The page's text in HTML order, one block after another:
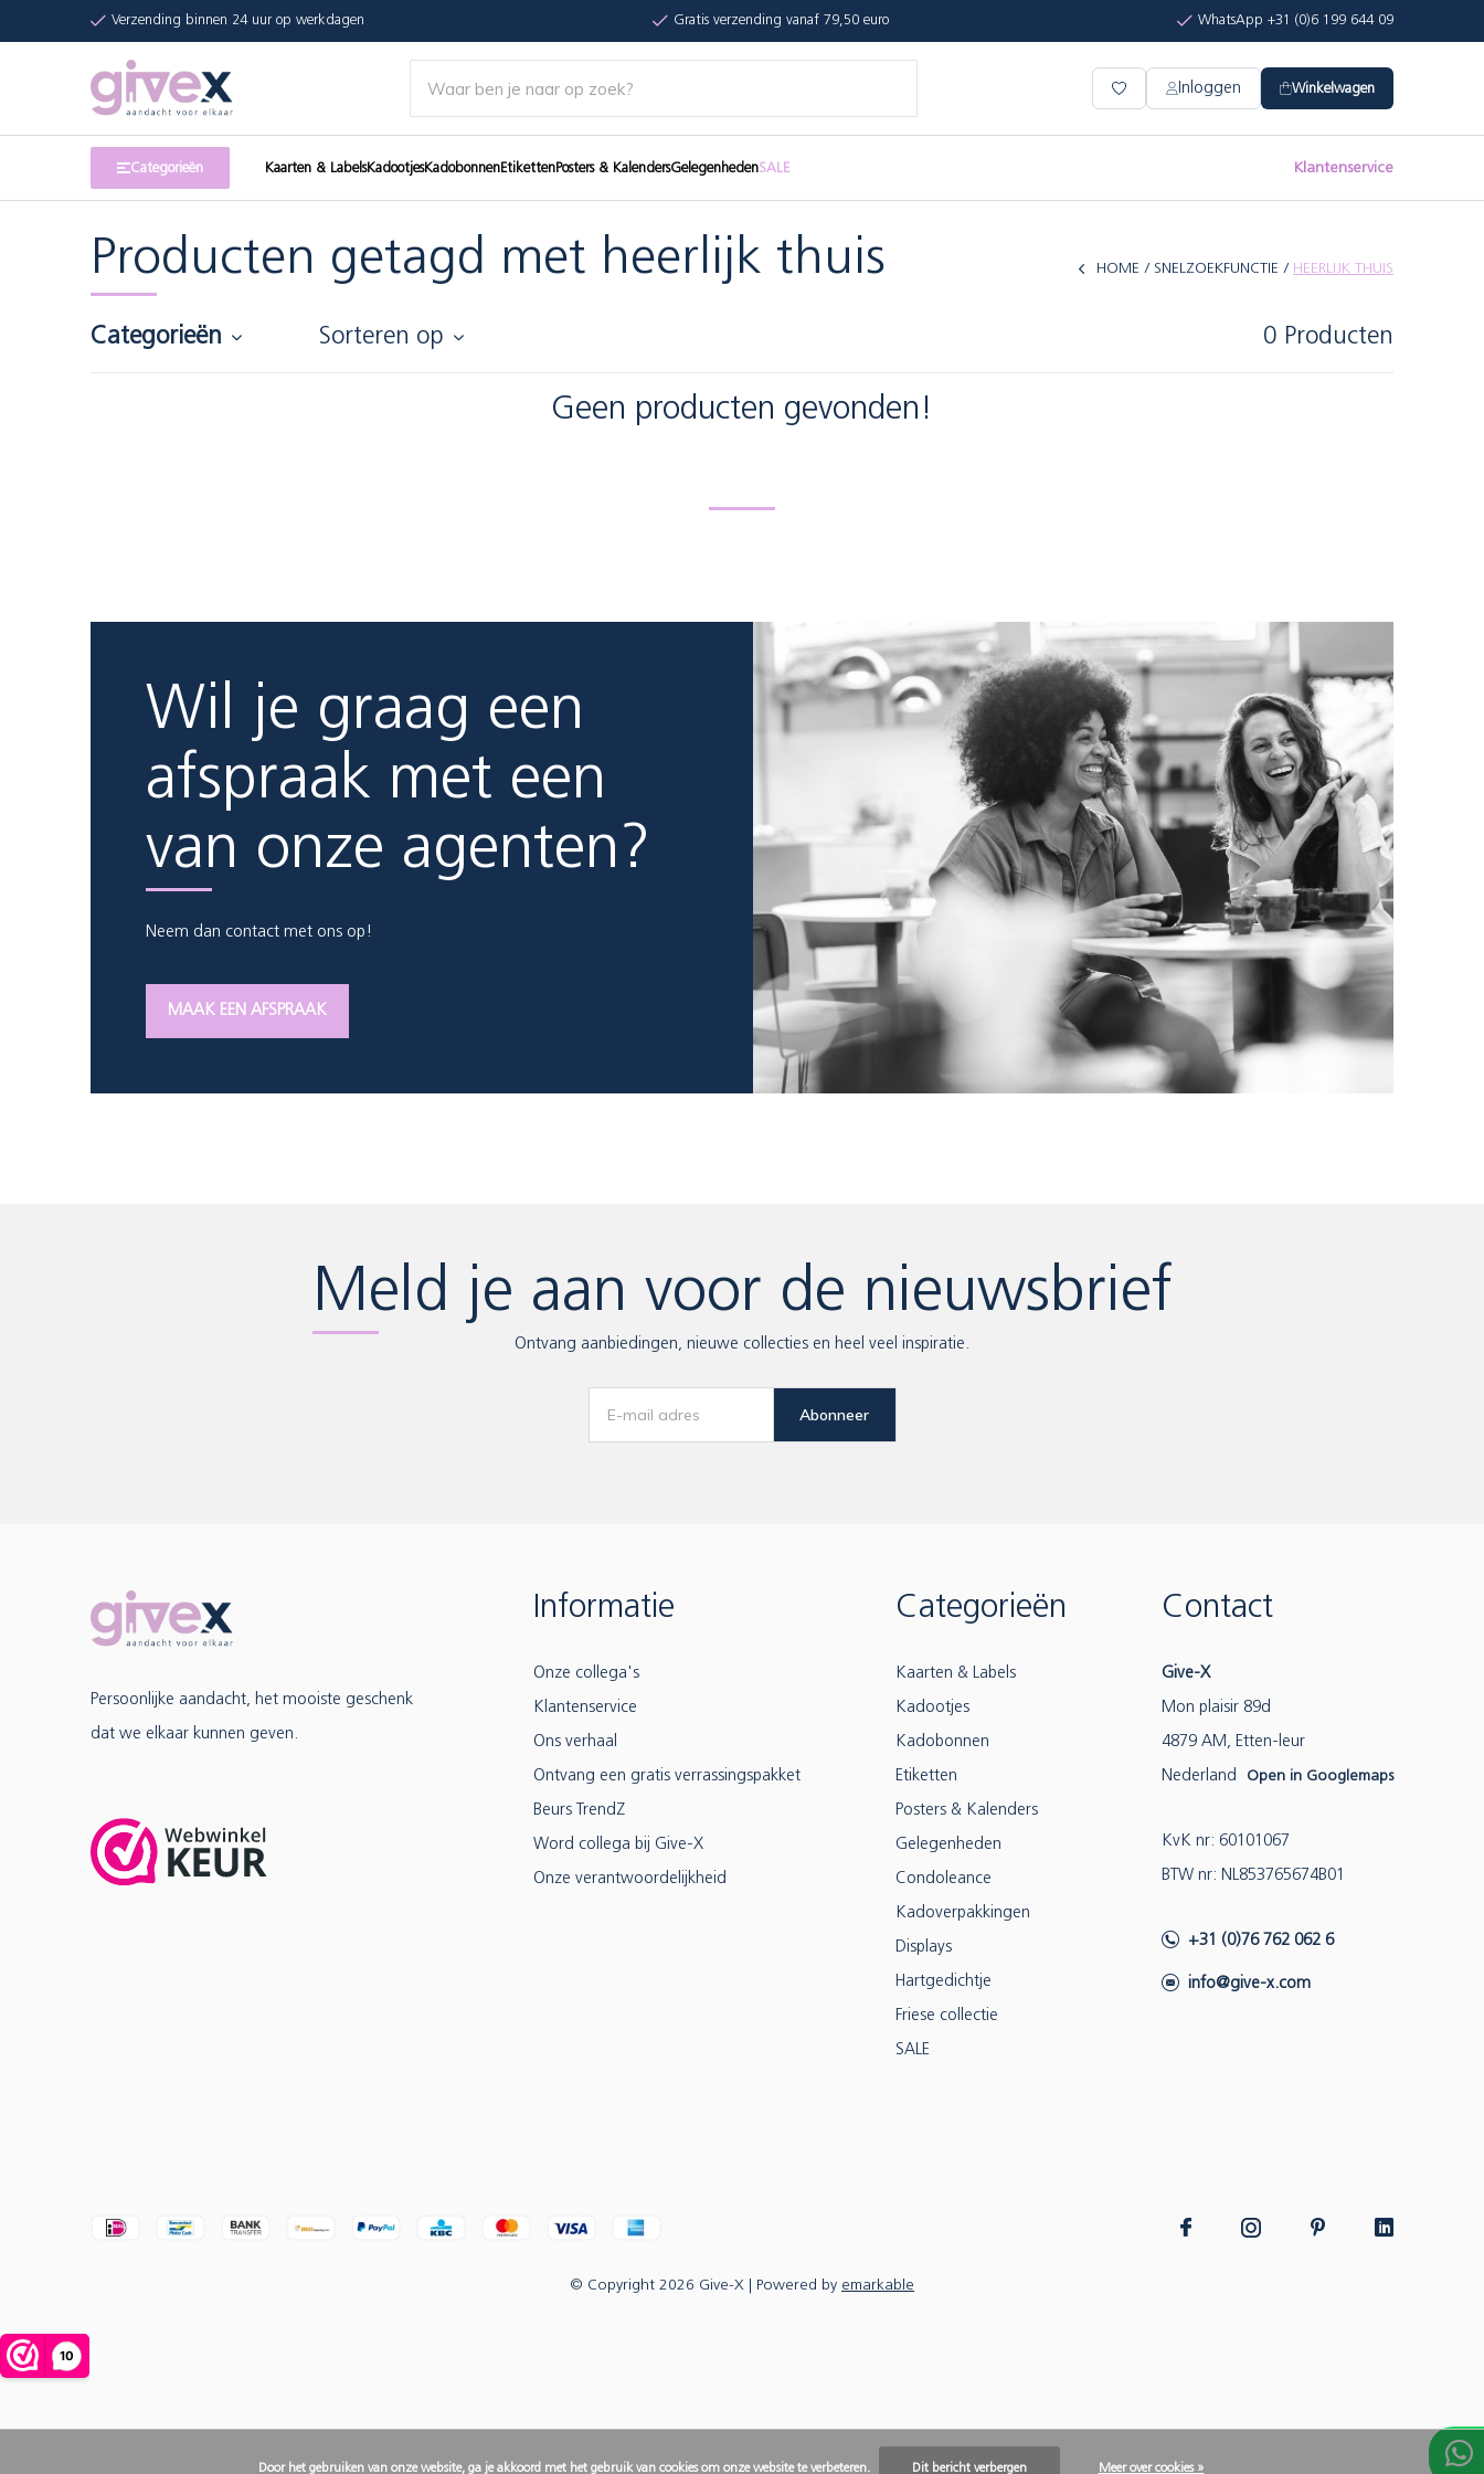
Verzending binnen 24 uur op werkdagen Gratis verzending vanaf 79,50 euro WhatsApp +31 (0)6 199 644 09
Inloggen Winkelwagen
Categorieën Kaarten & LabelsKadootjesKadobonnenEtikettenPosters & KalendersGelegenhedenSALE Klantenservice
Producten getagd met heerlijk thuis HOME SNELZOEKFUNCTIE HEERLIJK THUIS
Categorieën Sorteren op 0 Producten
Geen producten gevonden!
Wil je graag een
afspraak met een
van onze agenten?
Neem dan contact met ons op!
MAAK EEN AFSPRAAK
Meld je aan voor de nieuwsbrief
Ontvang aanbiedingen, nieuwe collecties en heel veel inspiratie.
Abonneer
Persoonlijke aandacht, het mooiste geschenk
dat we elkaar kunnen geven.
Informatie
Onze collega's
Klantenservice
Ons verhaal
Ontvang een gratis verrassingspakket
Beurs TrendZ
Word collega bij Give-X
Onze verantwoordelijkheid
Categorieën
Kaarten & Labels
Kadootjes
Kadobonnen
Etiketten
Posters & Kalenders
Gelegenheden
Condoleance
Kadoverpakkingen
Displays
Hartgedichtje
Friese collectie
SALE
Contact
Give-X
Mon plaisir 89d
4879 AM, Etten-leur
Nederland Open in Googlemaps
KvK nr: 60101067
BTW nr: NL853765674B01
+31 (0)76 762 062 6
info@give-x.com
© Copyright 2026 Give-X | Powered by emarkable
Door het gebruiken van onze website, ga je akkoord met het gebruik van cookies om onze website te verbeteren. Dit bericht verbergen Meer over cookies »